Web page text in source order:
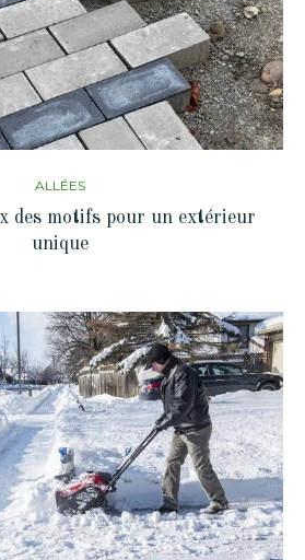
ALLÉES
des motifs pour un extérieur
unique